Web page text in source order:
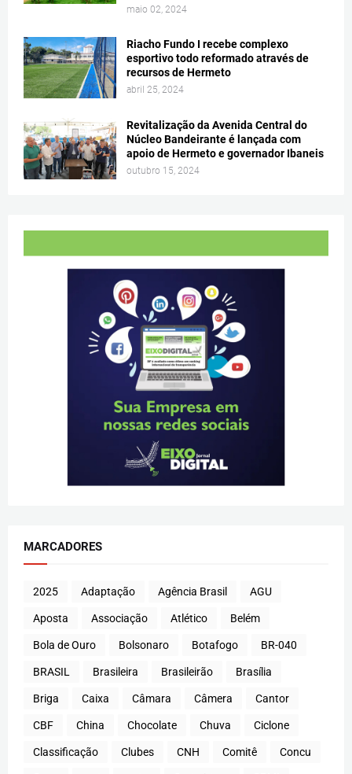
maio 02, 2024
Riacho Fundo I recebe complexo
esportivo todo reformado através de
recursos de Hermeto
abril 25, 2024
Revitalização da Avenida Central do
Núcleo Bandeirante é lançada com
apoio de Hermeto e governador Ibaneis
outubro 15, 2024
MARCADORES
2025 Adaptação Agência Brasil AGU
Aposta Associação Atlético Belém
Bola de Ouro Bolsonaro Botafogo BR-040
BRASIL Brasileira Brasileirão Brasília
Briga Caixa Câmara Câmera Cantor
CBF China Chocolate Chuva Ciclone
Classificação Clubes CNH Comitê Concu